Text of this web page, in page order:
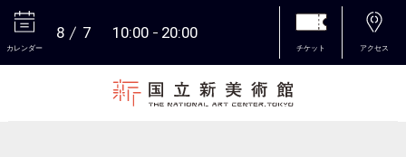
カレンダー
8 7 10:00 20:00
チケット アクセス